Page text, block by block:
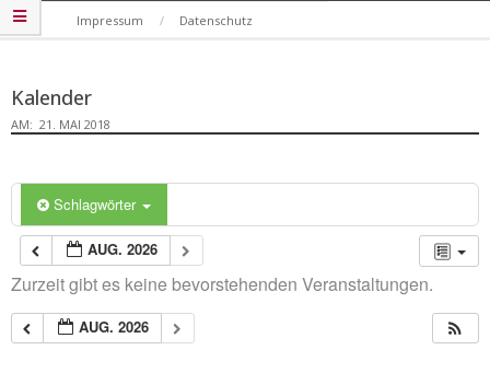
Secondary
Navigation
Impressum Datenschutz
Kalender
AM: 21. MAI 2018
Schlagwörter
AUG. 2026
Zurzeit gibt es keine bevorstehenden Veranstaltungen.
AUG. 2026